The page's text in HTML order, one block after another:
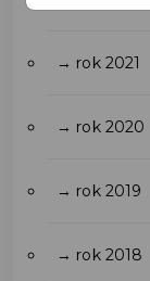
→ rok 2021
→ rok 2020
→ rok 2019
→ rok 2018